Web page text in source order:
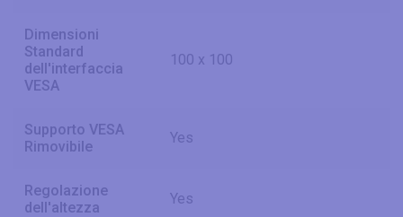
Dimensioni
Standard
dell'interfaccia
VESA
100 x 100
Supporto VESA
Rimovibile
Yes
Regolazione
dell'altezza
Yes